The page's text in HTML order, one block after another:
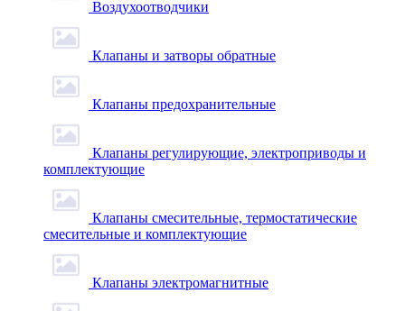
Воздухоотводчики
Клапаны и затворы обратные
Клапаны предохранительные
Клапаны регулирующие, электроприводы и
комплектующие
Клапаны смесительные, термостатические
смесительные и комплектующие
Клапаны электромагнитные